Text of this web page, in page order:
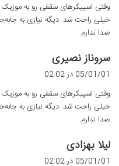
:
وقتی اسپیکرهای سقفی رو به
خیلی راحت شد. دیگه نیازی به
صدا ندارم.
سروناز نصیری
ف
:
05/01/01 در 02:02
وقتی اسپیکرهای سقفی رو به
خیلی راحت شد. دیگه نیازی به
صدا ندارم.
لیلا بهزادی
ف
05/01/01 در 02:02